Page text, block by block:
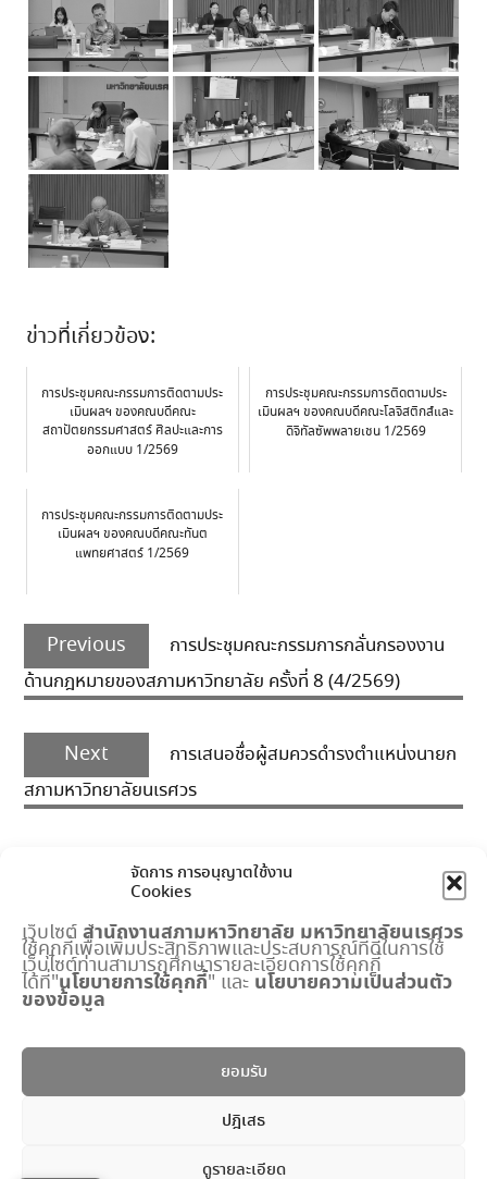
จัดการ การอนุญาตใช้งาน
Cookies
เว็บไซต์สำนักงานสภามหาวิทยาลัย มหาวิทยาลัยนเรศวร
ใช้คุกกี้เพื่อเพิ่มประสิทธิภาพและประสบการณ์ที่ดีในการใช้
เว็บไซต์ท่านสามารถศึกษารายละเอียดการใช้คุกกี้
ได้ที่"นโยบายการใช้คุกกี้" และ นโยบายความเป็นส่วนตัว
ของข้อมูล
ยอมรับ
ปฎิเสธ
ดูรายละเอียด
ข่าวที่เกี่ยวข้อง:
การประชุมคณะกรรมการติดตามประ
เมินผลฯ ของคณบดีคณะ
สถาปัตยกรรมศาสตร์ ศิลปะและการ
ออกแบบ 1/2569
การประชุมคณะกรรมการติดตามประ
เมินผลฯ ของคณบดีคณะโลจิสติกส์และ
ดิจิทัลซัพพลายเชน 1/2569
การประชุมคณะกรรมการติดตามประ
เมินผลฯ ของคณบดีคณะทันต
แพทยศาสตร์ 1/2569
Post
navigation
Previous
Previous
post:
การประชุมคณะกรรมการกลั่นกรองงาน
ด้านกฎหมายของสภามหาวิทยาลัย ครั้งที่ 8 (4/2569)
Next
post:
การเสนอชื่อผู้สมควรดำรงตำแหน่งนายก
สภามหาวิทยาลัยนเรศวร
เมนูด่วน
กำหนดการประชุมสภามหาวิทยาลัย
พระราชบัญญัติ มหาวิทยาลัยนเรศวร
ปริญญาดุษฎีบัณฑิตกิตติมศักดิ์